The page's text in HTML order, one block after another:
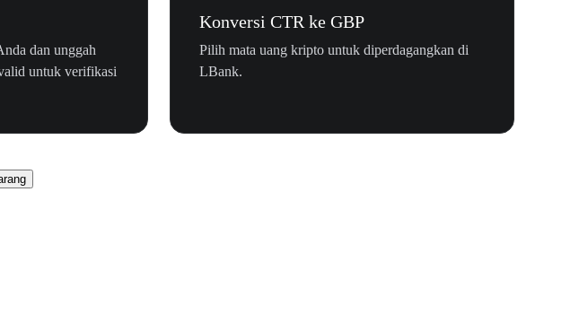
dan unggah
untuk verifikasi
Konversi CTR ke GBP
Pilih mata uang kripto untuk diperdagangkan di
LBank.